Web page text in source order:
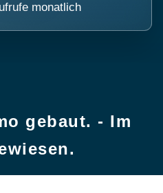
monatlich
gebaut. - Im